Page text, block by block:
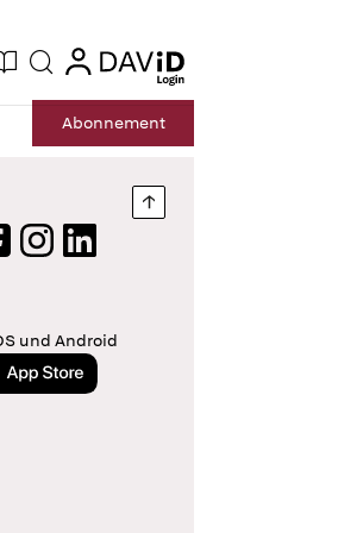
Suche login
Abonnement
Nach oben springen
Instagram
LinkedIn
und Android
im App Store